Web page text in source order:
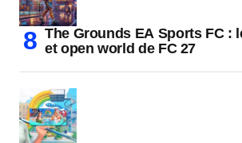
The Grounds EA Sports FC :
et open world de FC 27